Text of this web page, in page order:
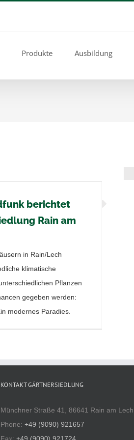
Produkte Ausbildung
berichtet
Rain am
in Rain/Lech
klimatische
Pflanzen
gegeben werden:
modernes Paradies.
KONTAKT GÄRTNERSIEDLUNG
Münchner Straße 41, 86641 Rain am Lech
Phone: +49 (9090) 921657